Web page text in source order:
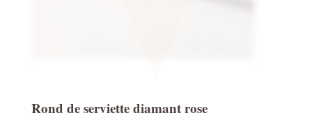
Rond de serviette diamant rose